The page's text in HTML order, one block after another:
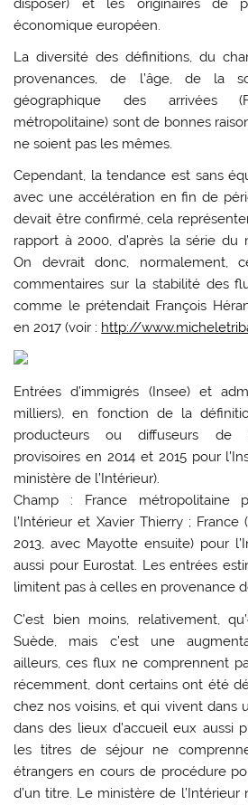
économique européen.
La diversité des définitions, du
provenances, de l’âge, de la
géographique des arrivées
métropolitaine) sont de bonnes
ne soient pas les mêmes.
Cependant, la tendance est sans
avec une accélération en fin de
devait être confirmé, cela
rapport à 2000, d’après la série du
On devrait donc, normalement,
commentaires sur la stabilité des
comme le prétendait François
en 2017 (voir : http://
Entrées d’immigrés (Insee) et
milliers), en fonction de la
producteurs ou diffuseurs de
provisoires en 2014 et 2015 pour
ministère de l’Intérieur).
Champ : France métropolitaine
l’Intérieur et Xavier Thierry ; France
2013, avec Mayotte ensuite) pour
aussi pour Eurostat. Les entrées
limitent pas à celles en provenance
C’est bien moins, relativement,
Suède, mais c’est une
ailleurs, ces flux ne comprennent
récemment, dont certains ont été
chez nos voisins, et qui vivent dans
dans des lieux d’accueil eux aussi
les titres de séjour ne
étrangers en cours de procédure
d’un titre. Le ministère de